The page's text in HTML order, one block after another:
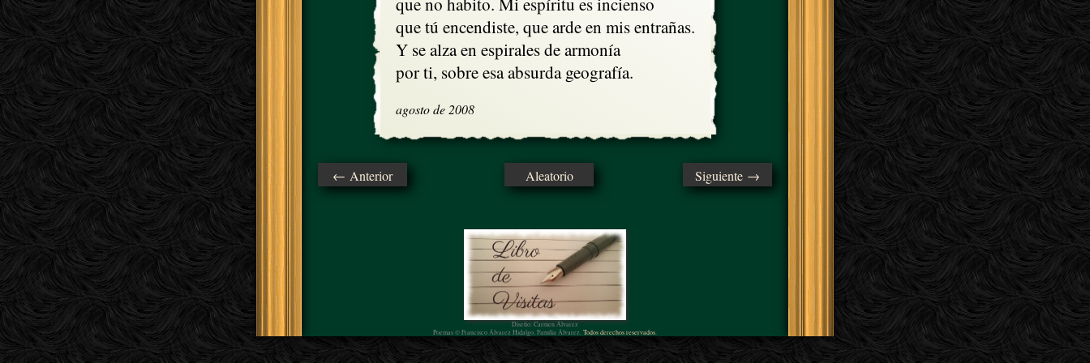
que tú encendiste, que arde en mis entrañas.
Y se alza en espirales de armonía
por ti, sobre esa absurda geografía.
agosto de 2008
← Anterior Aleatorio Siguiente →
Diseño: Carmen Álvarez
Poemas © Francisco Álvarez Hidalgo, Familia Álvarez. Todos derechos reservados.